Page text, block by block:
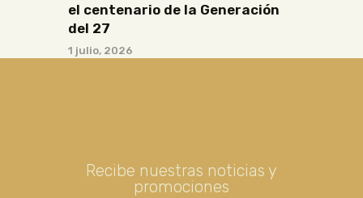
el centenario de la Generación
del 27
1 julio, 2026
Recibe nuestras noticias y
promociones